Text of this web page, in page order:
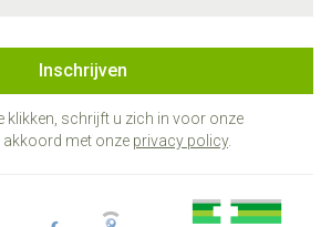
Inschrijven
klikken, schrijft u zich in voor onze
akkoord met onze privacy policy.